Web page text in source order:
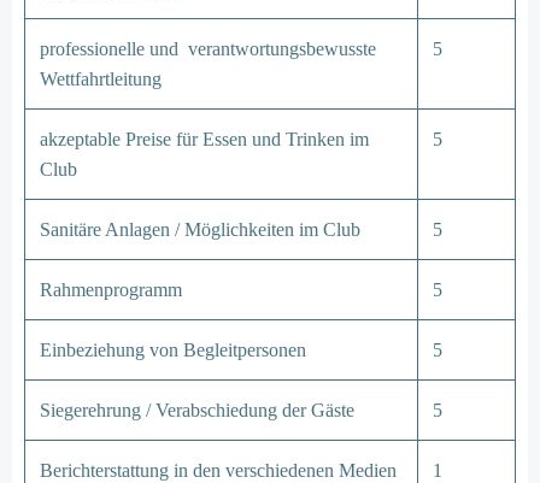
professionelle und verantwortungsbewusste
Wettfahrtleitung
5
akzeptable Preise für Essen und Trinken im
Club
5
Sanitäre Anlagen / Möglichkeiten im Club 5
Rahmenprogramm 5
Einbeziehung von Begleitpersonen 5
Siegerehrung / Verabschiedung der Gäste 5
Berichterstattung in den verschiedenen Medien
1